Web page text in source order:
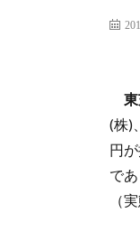
(株)
円
で
（